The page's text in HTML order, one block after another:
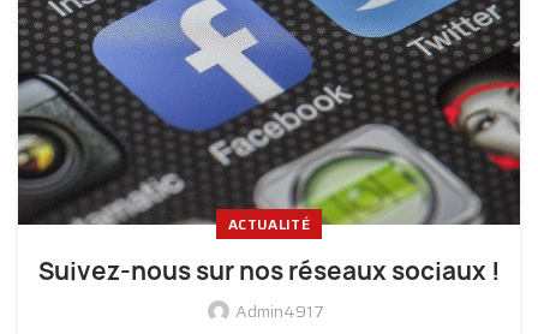
ACTUALITÉ
Suivez-nous sur nos réseaux sociaux !
Admin4917